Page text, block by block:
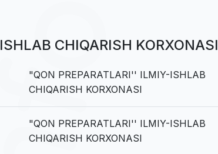
CHIQARISH KORXONASI
"QON PREPARATLARI'' ILMIY-ISHLAB
CHIQARISH KORXONASI
"QON PREPARATLARI'' ILMIY-ISHLAB
CHIQARISH KORXONASI